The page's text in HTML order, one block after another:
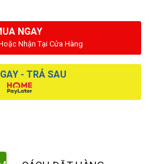
NGAY
Nhận Tại Cửa Hàng
- TRẢ SAU